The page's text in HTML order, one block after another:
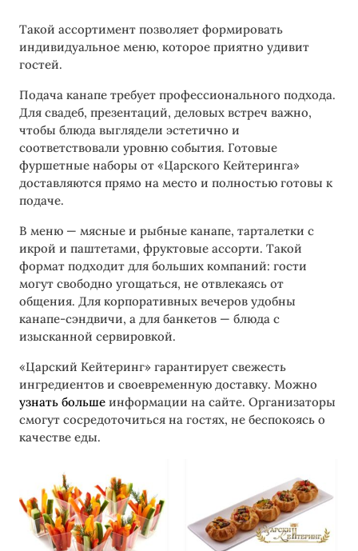
Такой ассортимент позволяет формировать
индивидуальное меню, которое приятно удивит
гостей.
Подача канапе требует профессионального подхода.
Для свадеб, презентаций, деловых встреч важно,
чтобы блюда выглядели эстетично и
соответствовали уровню события. Готовые
фуршетные наборы от «Царского Кейтеринга»
доставляются прямо на место и полностью готовы к
подаче.
В меню — мясные и рыбные канапе, тарталетки с
икрой и паштетами, фруктовые ассорти. Такой
формат подходит для больших компаний: гости
могут свободно угощаться, не отвлекаясь от
общения. Для корпоративных вечеров удобны
канапе-сэндвичи, а для банкетов — блюда с
изысканной сервировкой.
«Царский Кейтеринг» гарантирует свежесть
ингредиентов и своевременную доставку. Можно
узнать больше информации на сайте. Организаторы
смогут сосредоточиться на гостях, не беспокоясь о
качестве еды.